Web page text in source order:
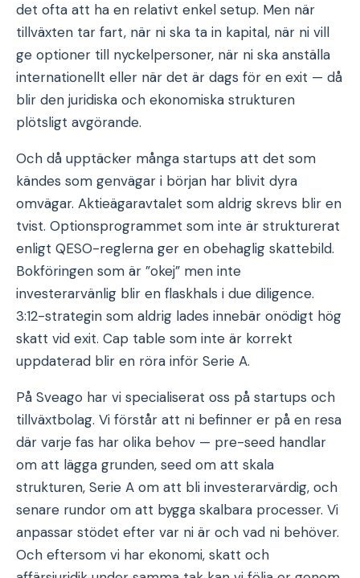
det ofta att ha en relativt enkel setup. Men när
tillväxten tar fart, när ni ska ta in kapital, när ni vill
ge optioner till nyckelpersoner, när ni ska anställa
internationellt eller när det är dags för en exit — då
blir den juridiska och ekonomiska strukturen
plötsligt avgörande.
Och då upptäcker många startups att det som
kändes som genvägar i början har blivit dyra
omvägar. Aktieägaravtalet som aldrig skrevs blir en
tvist. Optionsprogrammet som inte är strukturerat
enligt QESO-reglerna ger en obehaglig skattebild.
Bokföringen som är ”okej” men inte
investerarvänlig blir en flaskhals i due diligence.
3:12-strategin som aldrig lades innebär onödigt hög
skatt vid exit. Cap table som inte är korrekt
uppdaterad blir en röra inför Serie A.
På Sveago har vi specialiserat oss på startups och
tillväxtbolag. Vi förstår att ni befinner er på en resa
där varje fas har olika behov — pre-seed handlar
om att lägga grunden, seed om att skala
strukturen, Serie A om att bli investerarvärdig, och
senare rundor om att bygga skalbara processer. Vi
anpassar stödet efter var ni är och vad ni behöver.
Och eftersom vi har ekonomi, skatt och